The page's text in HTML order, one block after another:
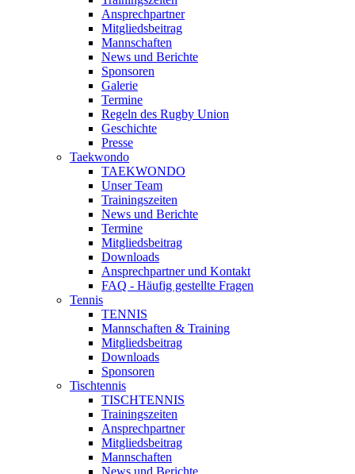
Ansprechpartner
Mitgliedsbeitrag
Mannschaften
News und Berichte
Sponsoren
Galerie
Termine
Regeln des Rugby Union
Geschichte
Presse
Taekwondo
TAEKWONDO
Unser Team
Trainingszeiten
News und Berichte
Termine
Mitgliedsbeitrag
Downloads
Ansprechpartner und Kontakt
FAQ - Häufig gestellte Fragen
Tennis
TENNIS
Mannschaften & Training
Mitgliedsbeitrag
Downloads
Sponsoren
Tischtennis
TISCHTENNIS
Trainingszeiten
Ansprechpartner
Mitgliedsbeitrag
Mannschaften
News und Berichte